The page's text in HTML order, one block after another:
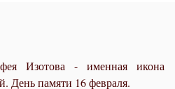
Изотова - именная икона
памяти 16 февраля.